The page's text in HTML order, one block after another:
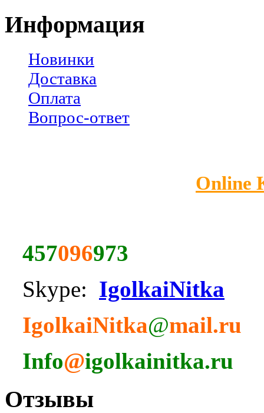
Информация
Новинки
Доставка
Оплата
Вопрос-ответ
Online
457096973
Skype: IgolkaiNitka
IgolkaiNitka@mail.ru
Info@igolkainitka.ru
Отзывы